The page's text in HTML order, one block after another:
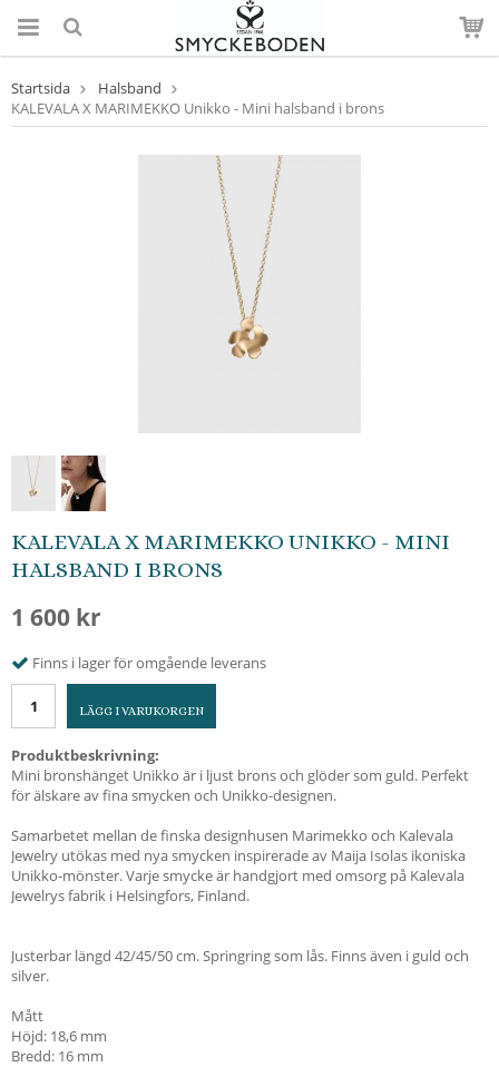
Startsida
Halsband
KALEVALA X MARIMEKKO Unikko - Mini halsband i brons
KALEVALA X MARIMEKKO UNIKKO - MINI
HALSBAND I BRONS
1 600 kr
Finns i lager för omgående leverans
LÄGG I VARUKORGEN
Produktbeskrivning:
Mini bronshänget Unikko är i ljust brons och glöder som guld. Perfekt
för älskare av fina smycken och Unikko-designen.
Samarbetet mellan de finska designhusen Marimekko och Kalevala
Jewelry utökas med nya smycken inspirerade av Maija Isolas ikoniska
Unikko-mönster. Varje smycke är handgjort med omsorg på Kalevala
Jewelrys fabrik i Helsingfors, Finland.
Justerbar längd 42/45/50 cm. Springring som lås. Finns även i guld och
silver.
Mått
Höjd: 18,6 mm
Bredd: 16 mm